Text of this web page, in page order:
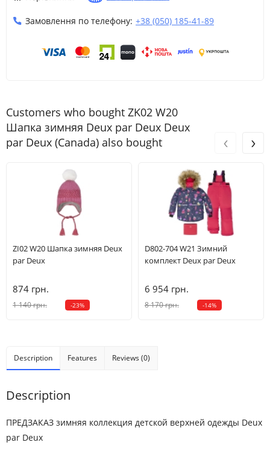
Замовлення по телефону: +38 (050) 185-41-89
Customers who bought ZK02 W20
Шапка зимняя Deux par Deux Deux
par Deux (Canada) also bought
ZI02 W20 Шапка зимняя Deux
par Deux
874 грн.
1 140 грн. -23%
D802-704 W21 Зимний
комплект Deux par Deux
6 954 грн.
8 170 грн. -14%
‹ ›
Description Features Reviews (0)
Description
ПРЕДЗАКАЗ зимняя коллекция детской верхней одежды Deux
par Deux